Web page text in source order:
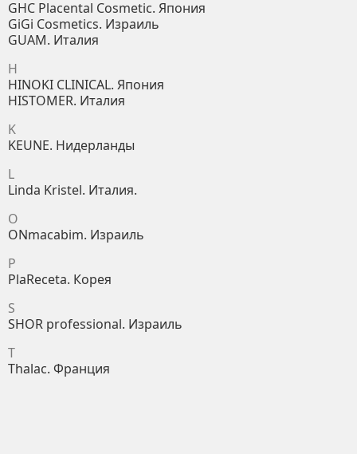
GHC Placental Cosmetic. Япония
GiGi Cosmetics. Израиль
GUAM. Италия
H
HINOKI CLINICAL. Япония
HISTOMER. Италия
K
KEUNE. Нидерланды
L
Linda Kristel. Италия.
O
ONmacabim. Израиль
P
PlaReceta. Корея
S
SHOR professional. Израиль
T
Thalac. Франция